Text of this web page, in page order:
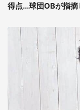
得点...球団OBが指摘